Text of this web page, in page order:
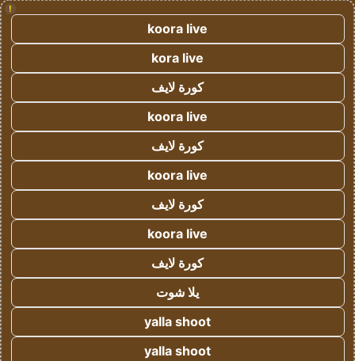
!
koora live
kora live
كورة لايف
koora live
كورة لايف
koora live
كورة لايف
koora live
كورة لايف
يلا شوت
yalla shoot
yalla shoot